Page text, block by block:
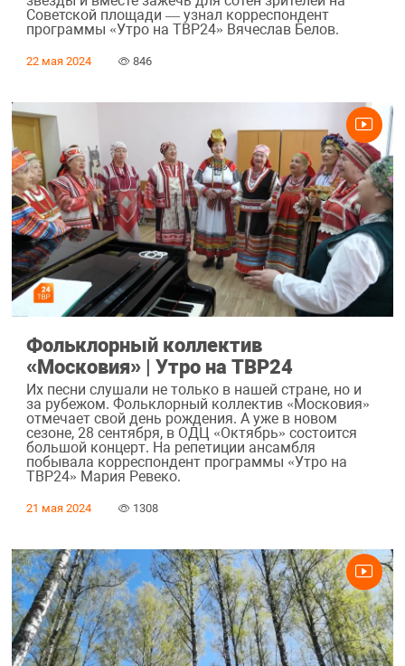
Советской площади — узнал корреспондент
программы «Утро на ТВР24» Вячеслав Белов.
22 мая 2024 846
Фольклорный коллектив
«Московия» | Утро на ТВР24
Их песни слушали не только в нашей стране, но и
за рубежом. Фольклорный коллектив «Московия»
отмечает свой день рождения. А уже в новом
сезоне, 28 сентября, в ОДЦ «Октябрь» состоится
большой концерт. На репетиции ансамбля
побывала корреспондент программы «Утро на
ТВР24» Мария Ревеко.
21 мая 2024 1308